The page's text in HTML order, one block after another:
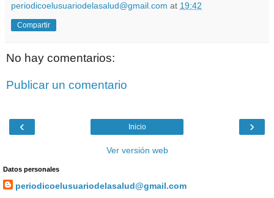
periodicoelusuariodelasalud@gmail.com at 19:42
Compartir
No hay comentarios:
Publicar un comentario
‹ ›
Inicio
Ver versión web
Datos personales
periodicoelusuariodelasalud@gmail.com